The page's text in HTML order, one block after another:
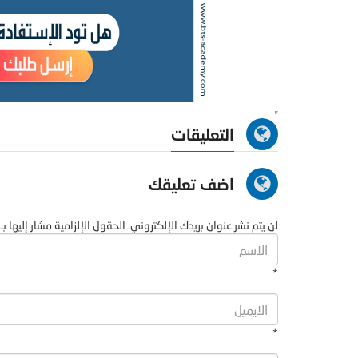
التعليقات
اضف تعليقك
لن يتم نشر عنوان بريدك الإلكتروني. الحقول الإلزامية مشار إليها
*
*